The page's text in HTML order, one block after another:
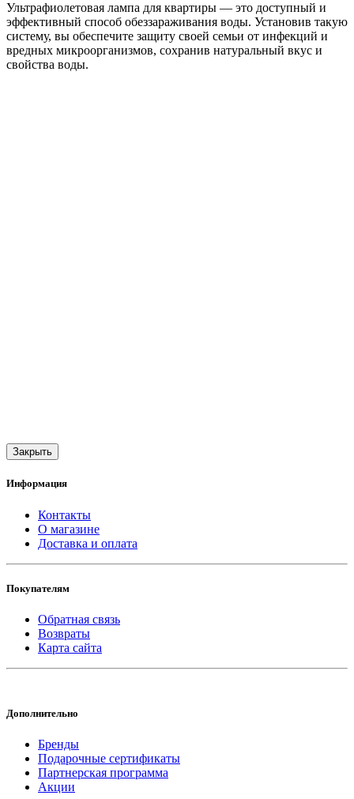
Ультрафиолетовая лампа для квартиры — это доступный и
эффективный способ обеззараживания воды. Установив такую
систему, вы обеспечите защиту своей семьи от инфекций и
вредных микроорганизмов, сохранив натуральный вкус и
свойства воды.
Закрыть
Информация
Контакты
О магазине
Доставка и оплата
Покупателям
Обратная связь
Возвраты
Карта сайта
Дополнительно
Бренды
Подарочные сертификаты
Партнерская программа
Акции